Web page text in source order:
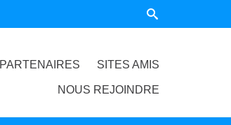
PARTENAIRES SITES AMIS
NOUS REJOINDRE